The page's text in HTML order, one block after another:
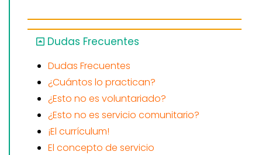
Dudas Frecuentes
Dudas Frecuentes
¿Cuántos lo practican?
¿Esto no es voluntariado?
¿Esto no es servicio comunitario?
¡El currículum!
El concepto de servicio